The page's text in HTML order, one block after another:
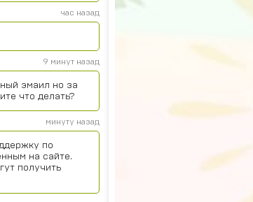
час назад
9 минут назад
эмаил но за
что делать?
минуту назад
по
на сайте.
получить